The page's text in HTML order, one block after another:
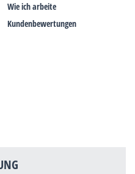
Wie ich arbeite
Kundenbewertungen